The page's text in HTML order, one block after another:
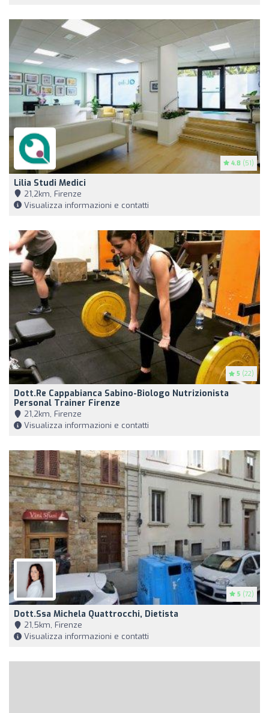
4.8 (51)
Lilia Studi Medici
21,2km, Firenze
Visualizza informazioni e contatti
5 (22)
Dott.Re Cappabianca Sabino-Biologo Nutrizionista
Personal Trainer Firenze
21,2km, Firenze
Visualizza informazioni e contatti
5 (72)
Dott.ssa Michela Quattrocchi, Dietista
21,5km, Firenze
Visualizza informazioni e contatti